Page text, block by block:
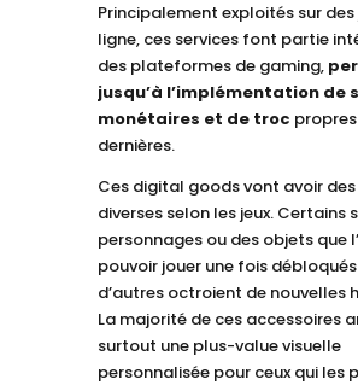
Principalement exploités sur des
ligne, ces services font partie
des plateformes de gaming,
jusqu’à l’implémentation de
monétaires et de troc
dernières.
Ces digital goods vont avoir
diverses selon les jeux. Certains
personnages ou des objets que
pouvoir jouer une fois
d’autres octroient de nouvelles
La majorité de ces accessoires
surtout une plus-value visuelle
personnalisée pour ceux qui les